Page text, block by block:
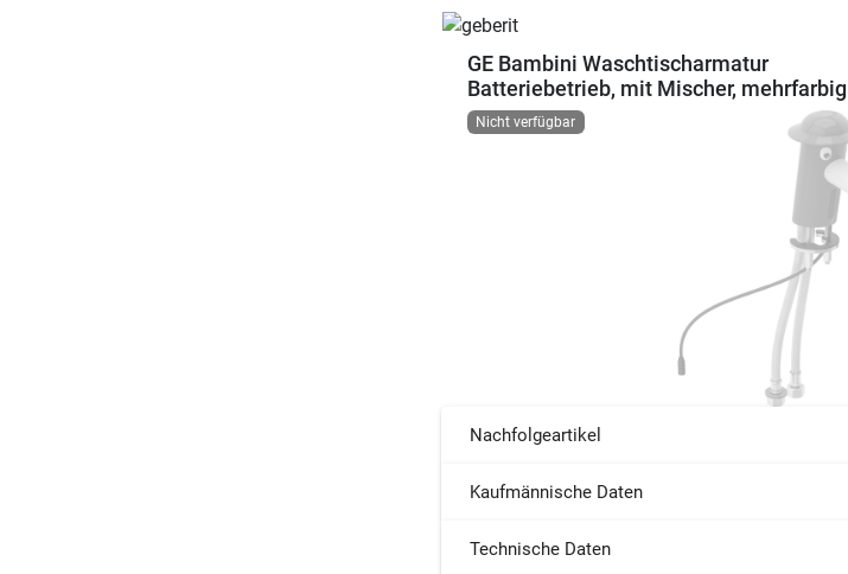
GE Bambini Waschtischarmatur
Batteriebetrieb, mit Mischer, mehrfarbig
Nicht verfügbar
Nachfolgeartikel
Kaufmännische Daten
Technische Daten